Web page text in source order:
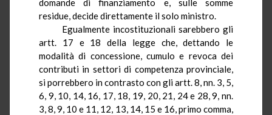
domande di finanziamento e, sulle somme
residue, decide direttamente il solo ministro.
Egualmente incostituzionali sarebbero gli
artt. 17 e 18 della legge che, dettando le
modalità di concessione, cumulo e revoca dei
contributi in settori di competenza provinciale,
si porrebbero in contrasto con gli artt. 8,nn. 3, 5,
6, 9, 10, 14, 16, 17, 18, 19, 20, 21, 24 e 28, 9, nn.
3, 8, 9, 10 e 11, 12, 13, 14, 15 e 16, primo comma,